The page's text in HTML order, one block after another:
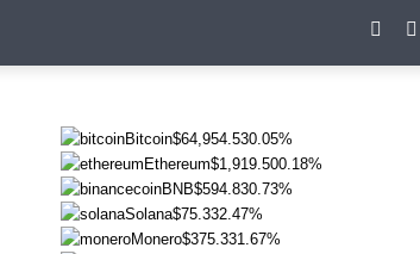
Bitcoin$64,954.530.05%
Ethereum$1,919.500.18%
BNB$594.830.73%
Solana$75.332.47%
Monero$375.331.67%